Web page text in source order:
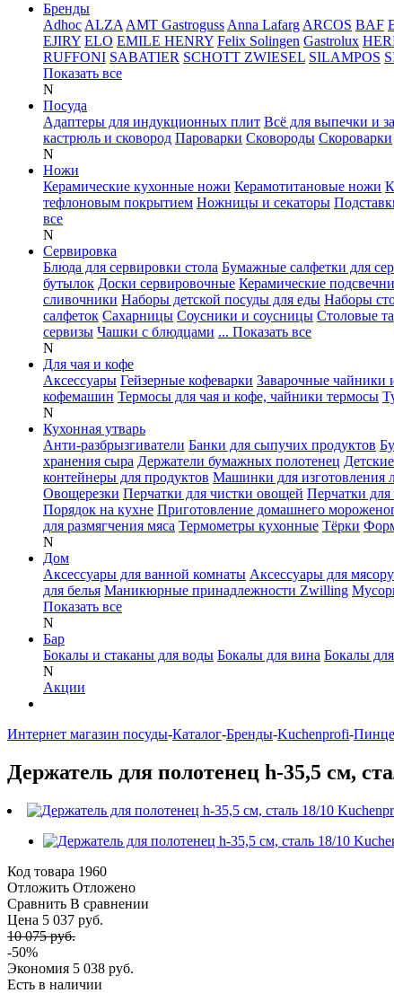
Бренды
Adhoc ALZA AMT Gastroguss Anna Lafarg ARCOS BAF
EJIRY ELO EMILE HENRY Felix Solingen Gastrolux
RUFFONI SABATIER SCHOTT ZWIESEL SILAMPOS
Показать все
N
Посуда
Адаптеры для индукционных плит Всё для выпечки и
кастрюль и сковород Пароварки Сковороды Скороварки
N
Ножи
Керамические кухонные ножи Керамотитановые ножи
тефлоновым покрытием Ножницы и секаторы
все
N
Сервировка
Блюда для сервировки стола Бумажные салфетки для
бутылок Доски сервировочные Керамические
сливочники Наборы детской посуды для еды Наборы
салфеток Сахарницы Соусники и соусницы Столовые
сервизы Чашки с блюдцами ... Показать все
N
Для чая и кофе
Аксессуары Гейзерные кофеварки Заварочные чайники
кофемашин Термосы для чая и кофе, чайники термосы
N
Кухонная утварь
Анти-разбрызгиватели Банки для сыпучих продуктов
хранения сыра Держатели бумажных полотенец
контейнеры для продуктов Машинки для изготовления
Овощерезки Перчатки для чистки овощей Перчатки
Порядок на кухне Приготовление домашнего
для размягчения мяса Термометры кухонные Тёрки
N
Дом
Аксессуары для ванной комнаты Аксессуары для
для белья Маникюрные принадлежности Zwilling
Показать все
N
Бар
Бокалы и стаканы для воды Бокалы для вина Бокалы
N
Акции
Интернет магазин посуды-Каталог-Бренды-Kuchenprofi-
Держатель для полотенец h-35,5 см,
Код товара 1960
Отложить Отложено
Сравнить В сравнении
Цена 5 037 руб.
10 075 руб.
-50%
Экономия 5 038 руб.
Есть в наличии